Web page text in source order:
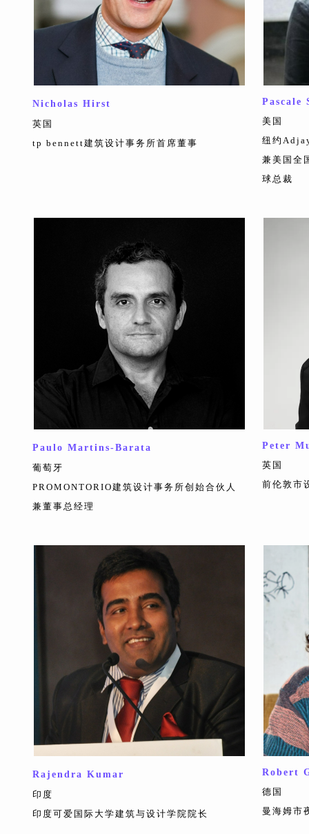
Nicholas Hirst
英国
tp bennett建筑设计事务所首席董事
Pascale
美国
纽约
兼美国全
球总裁
Paulo Martins-Barata
葡萄牙
PROMONTORIO建筑设计事务所创始合伙人
兼董事总经理
Peter
英国
前伦敦市
Rajendra Kumar
印度
印度可爱国际大学建筑与设计学院院长
Robert
德国
曼海姆市